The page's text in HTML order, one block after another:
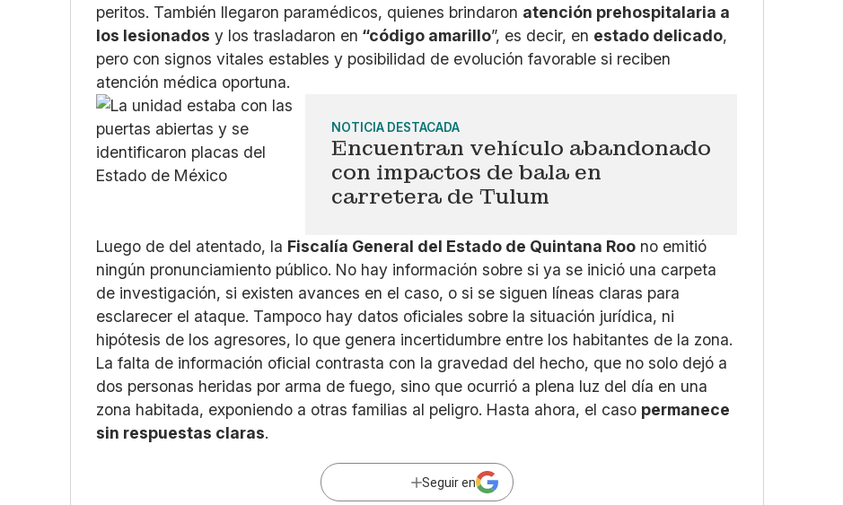
peritos. También llegaron paramédicos, quienes brindaron atención prehospitalaria a
los lesionados y los trasladaron en “código amarillo”, es decir, en estado delicado,
pero con signos vitales estables y posibilidad de evolución favorable si reciben
atención médica oportuna.
NOTICIA DESTACADA
Encuentran vehículo abandonado
con impactos de bala en
carretera de Tulum
Luego de del atentado, la Fiscalía General del Estado de Quintana Roo no emitió
ningún pronunciamiento público. No hay información sobre si ya se inició una carpeta
de investigación, si existen avances en el caso, o si se siguen líneas claras para
esclarecer el ataque. Tampoco hay datos oficiales sobre la situación jurídica, ni
hipótesis de los agresores, lo que genera incertidumbre entre los habitantes de la zona.
La falta de información oficial contrasta con la gravedad del hecho, que no solo dejó a
dos personas heridas por arma de fuego, sino que ocurrió a plena luz del día en una
zona habitada, exponiendo a otras familias al peligro. Hasta ahora, el caso permanece
sin respuestas claras.
Seguir en